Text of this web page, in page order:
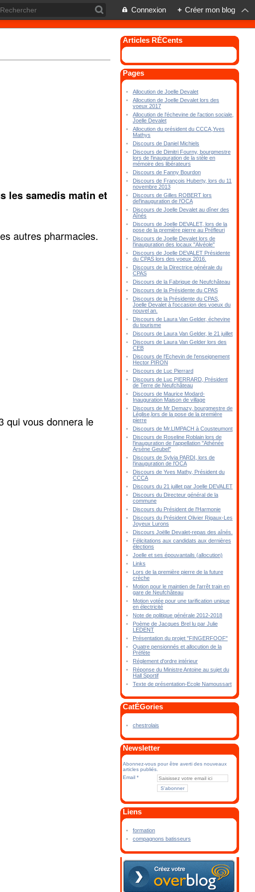
Connexion + Créer mon blog
les samedis matin et
autres pharmacies.
qui vous donnera le
Articles RÉCents
Pages
Allocution de Joelle Devalet
Allocution de Joelle Devalet lors des
voeux 2017
Allocution de l'échevine de l'action sociale,
Joelle Devalet
Allocution du président du CCCA,Yves
Mathys
Discours de Daniel Michiels
Discours de Dimitri Fourny, bourgmestre
lors de l'inauguration de la stèle en
mémoire des libérateurs
Discours de Fanny Bourdon
Discours de François Huberty, lors du 11
novembre 2013
Discours de Gilles ROBERT lors
del'inauguration de l'OCA
Discours de Joelle Devalet au dîner des
Aînés
Discours de Joelle DEVALET, lors de la
pose de la première pierre au Préfleuri
Discours de Joelle Devalet lors de
l'inauguration des locaux "Alvéole"
Discours de Joelle DEVALET Présidente
du CPAS lors des voeux 2016.
Discours de la Directrice générale du
CPAS
Discours de la Fabrique de Neufchâteau
Discours de la Présidente du CPAS
Discours de la Présidente du CPAS,
Joelle Devalet à l'occasion des voeux du
nouvel an.
Discours de Laura Van Gelder, échevine
du tourisme
Discours de Laura Van Gelder, le 21 juillet
Discours de Laura Van Gelder lors des
CEB
Discours de l'Echevin de l'enseignement
Hector PIRON
Discours de Luc Pierrard
Discours de Luc PIERRARD, Président
de Terre de Neufchâteau
Discours de Maurice Modard-
Inauguration Maison de village
Discours de Mr Demazy, bourgmestre de
Léglise,lors de la pose de la première
pierre
Discours de Mr.LIMPACH à Cousteumont
Discours de Roseline Roblain lors de
l'inauguration de l'appellation "Athénée
Arsène Geubel"
Discours de Sylvia PARDI, lors de
l'inauguration de l'OCA
Discours de Yves Mathy, Président du
CCCA
Discours du 21 juillet par Joelle DEVALET
Discours du Directeur général de la
commune
Discours du Président de l'Harmonie
Discours du Président Olivier Rigaux-Les
Joyeux Lurons
Discours Joëlle Devalet-repas des aînés.
Félicitations aux candidats aux dernières
élections
Joelle et ses épouvantails (allocution)
Links
Lors de la première pierre de la future
crèche
Motion pour le maintien de l'arrêt train en
gare de Neufchâteau
Motion votée pour une tarification unique
en électricité
Note de politique générale 2012-2018
Poème de Jacques Brel lu par Julie
LEDENT
Présentation du projet "FINGERFOOF"
Quatre pensionnés et allocution de la
Préfète
Réglement d'ordre intérieur
Réponse du Ministre Antoine au sujet du
Hall Sportif
Texte de présentation-Ecole Namoussart
CatÉGories
chestrolais
Newsletter
Abonnez-vous pour être averti des nouveaux
articles publiés.
Email
Liens
formation
compagnons batisseurs